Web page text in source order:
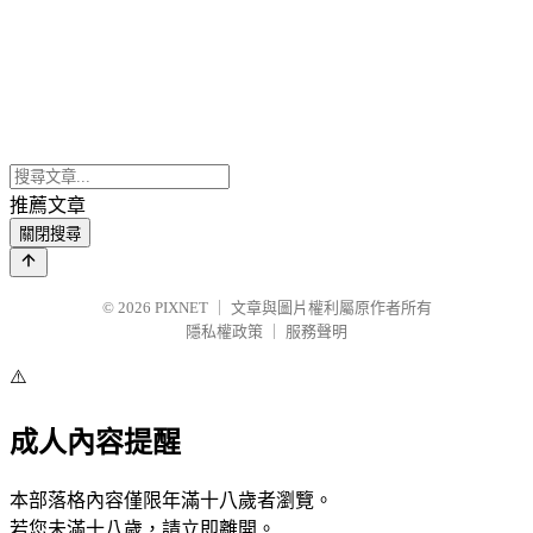
推薦文章
關閉搜尋
© 2026 PIXNET
文章與圖片權利屬原作者所有
隱私權政策
服務聲明
⚠️
成人內容提醒
本部落格內容僅限年滿十八歲者瀏覽。
若您未滿十八歲，請立即離開。